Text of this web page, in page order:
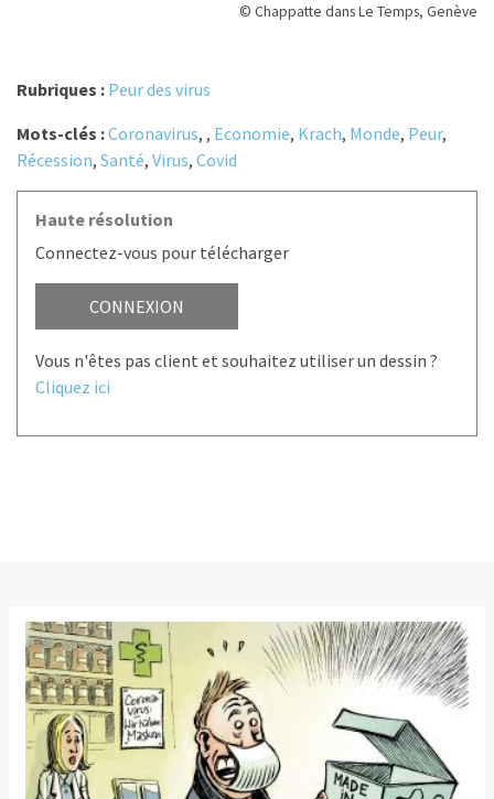
© Chappatte dans Le Temps, Genève
Rubriques : Peur des virus
Mots-clés :Coronavirus, , Economie, Krach, Monde, Peur,
Récession, Santé, Virus, Covid
Haute résolution
Connectez-vous pour télécharger
CONNEXION
Vous n'êtes pas client et souhaitez utiliser un dessin ?
Cliquez ici